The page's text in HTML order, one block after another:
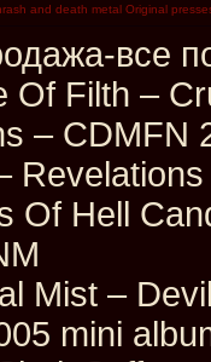
and death metal Original
все
Of Filth ‎–
‎– CDMFN
Of Hell
Mist ‎–
mini